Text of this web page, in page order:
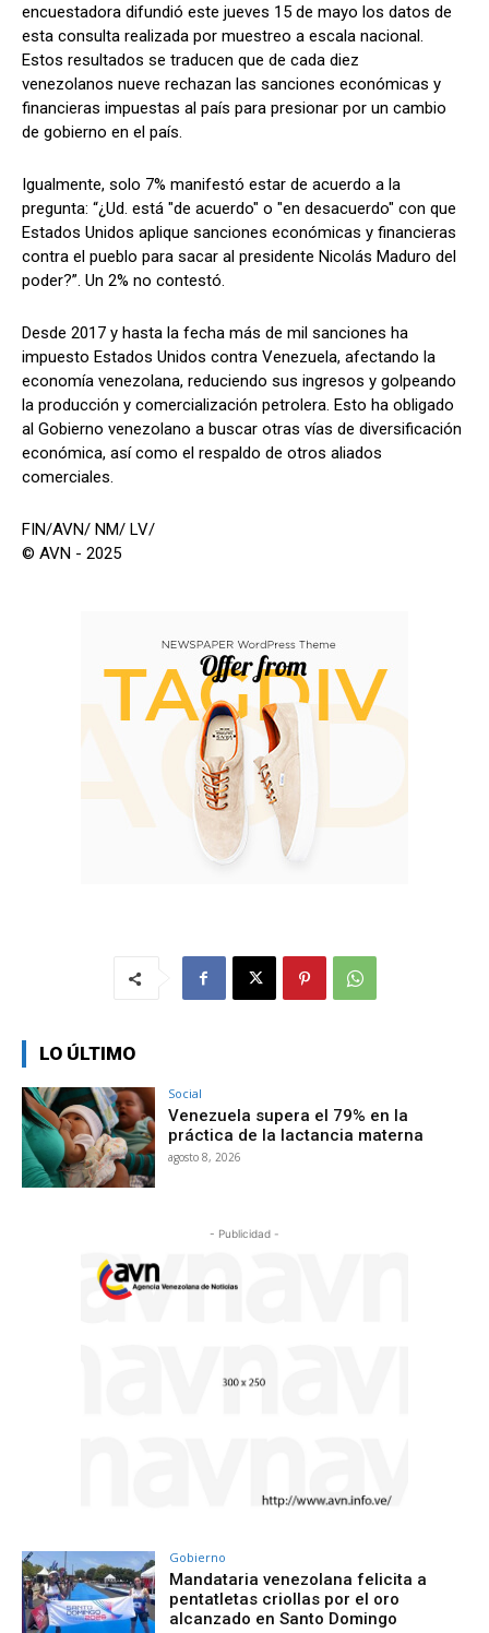
encuestadora difundió este jueves 15 de mayo los datos de
esta consulta realizada por muestreo a escala nacional.
Estos resultados se traducen que de cada diez
venezolanos nueve rechazan las sanciones económicas y
financieras impuestas al país para presionar por un cambio
de gobierno en el país.
Igualmente, solo 7% manifestó estar de acuerdo a la
pregunta: “¿Ud. está "de acuerdo" o "en desacuerdo" con que
Estados Unidos aplique sanciones económicas y financieras
contra el pueblo para sacar al presidente Nicolás Maduro del
poder?”. Un 2% no contestó.
Desde 2017 y hasta la fecha más de mil sanciones ha
impuesto Estados Unidos contra Venezuela, afectando la
economía venezolana, reduciendo sus ingresos y golpeando
la producción y comercialización petrolera. Esto ha obligado
al Gobierno venezolano a buscar otras vías de diversificación
económica, así como el respaldo de otros aliados
comerciales.
FIN/AVN/ NM/ LV/
© AVN - 2025
LO ÚLTIMO
Social
Venezuela supera el 79% en la
práctica de la lactancia materna
agosto 8, 2026
- Publicidad -
Gobierno
Mandataria venezolana felicita a
pentatletas criollas por el oro
alcanzado en Santo Domingo